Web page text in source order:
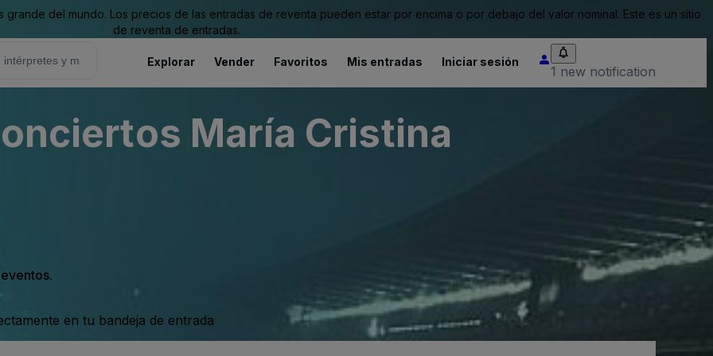
del mundo. Los precios de las entradas de reventa pueden estar por encima o por debajo del valor nominal. Este es un sitio
de reventa de entradas.
Explorar Vender Favoritos Mis entradas Iniciar sesión
1 new notification
María Cristina
en tu bandeja de entrada